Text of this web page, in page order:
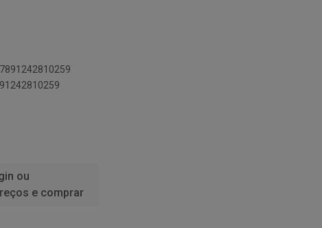
ou
e comprar